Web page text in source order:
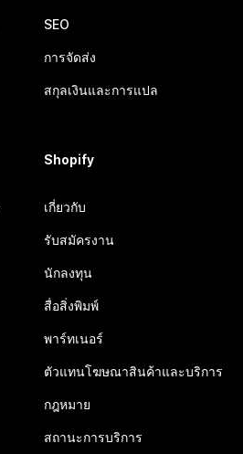
SEO
การจัดส่ง
สกุลเงินและการแปล
Shopify
เกี่ยวกับ
รับสมัครงาน
นักลงทุน
สื่อสิ่งพิมพ์
พาร์ทเนอร์
ตัวแทนโฆษณาสินค้าและบริการ
กฎหมาย
สถานะการบริการ